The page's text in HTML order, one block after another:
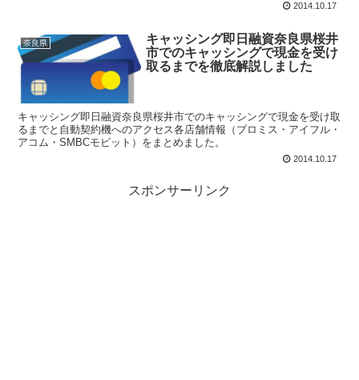
2014.10.17
奈良県
キャッシング即日融資奈良県桜井
市でのキャッシングで現金を受け
取るまでを徹底解説しました
キャッシング即日融資奈良県桜井市でのキャッシングで現金を受け取
るまでと自動契約機へのアクセス各店舗情報（プロミス・アイフル・
アコム・SMBCモビット）をまとめました。
2014.10.17
スポンサーリンク